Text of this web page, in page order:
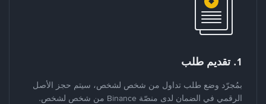
1. تقديم طلب
بمُجرّد وضع طلب تداول من شخص لشخص، سيتم حجز الأصل
الرقمي في الضمان لدى منصّة Binance من شخص لشخص.